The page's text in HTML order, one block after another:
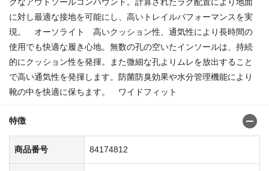
に対し最適な接地を可能にし、高いトレイルパフォーマンスを実
現。 オーソライト 高いクッション性、通気性により長時間の
使用でも快適な履き心地。無数の孔の空いたインソールは、持続
的にクッション性を発揮。また微細な孔よりムレを放出すること
で高い通気性を発揮します。防菌防臭効果や水分管理機能により
靴の中を快適に保ちます。 ワイドフィット
特徴
商品番号 84174812